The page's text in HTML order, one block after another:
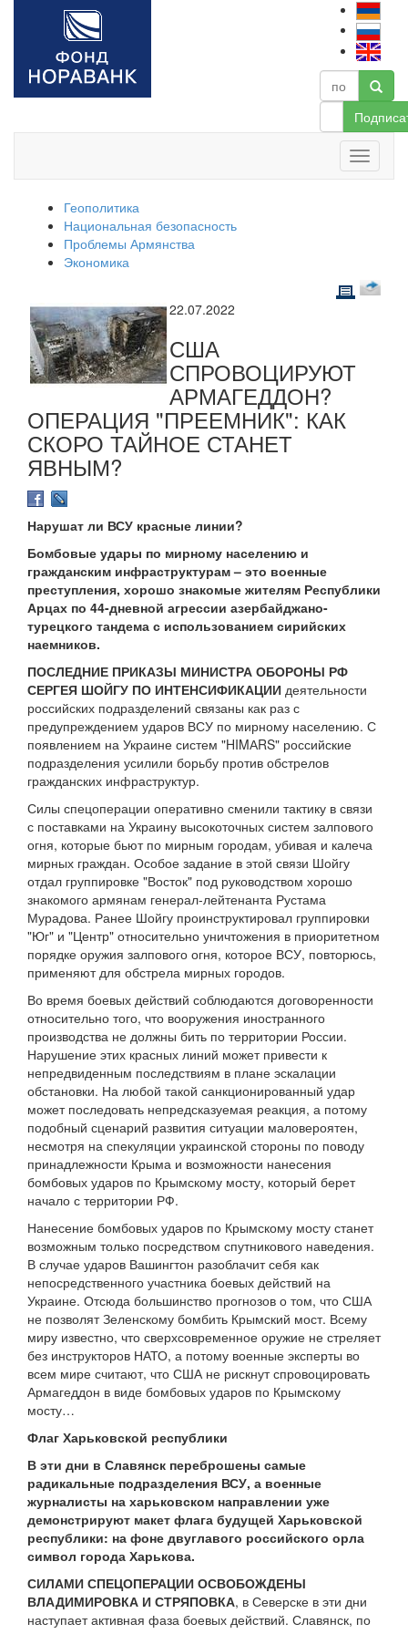
Геополитика
Национальная безопасность
Проблемы Армянства
Экономика
22.07.2022
США
СПРОВОЦИРУЮТ
АРМАГЕДДОН?
ОПЕРАЦИЯ "ПРЕЕМНИК": КАК
СКОРО ТАЙНОЕ СТАНЕТ
ЯВНЫМ?
Нарушат ли ВСУ красные линии?
Бомбовые удары по мирному населению и
гражданским инфраструктурам – это военные
преступления, хорошо знакомые жителям Республики
Арцах по 44-дневной агрессии азербайджано-
турецкого тандема с использованием сирийских
наемников.
ПОСЛЕДНИЕ ПРИКАЗЫ МИНИСТРА ОБОРОНЫ РФ
СЕРГЕЯ ШОЙГУ ПО ИНТЕНСИФИКАЦИИ деятельности
российских подразделений связаны как раз с
предупреждением ударов ВСУ по мирному населению. С
появлением на Украине систем "HIMАRS" российские
подразделения усилили борьбу против обстрелов
гражданских инфраструктур.
Силы спецоперации оперативно сменили тактику в связи
с поставками на Украину высокоточных систем залпового
огня, которые бьют по мирным городам, убивая и калеча
мирных граждан. Особое задание в этой связи Шойгу
отдал группировке "Восток" под руководством хорошо
знакомого армянам генерал-лейтенанта Рустама
Мурадова. Ранее Шойгу проинструктировал группировки
"Юг" и "Центр" относительно уничтожения в приоритетном
порядке оружия залпового огня, которое ВСУ, повторюсь,
применяют для обстрела мирных городов.
Во время боевых действий соблюдаются договоренности
относительно того, что вооружения иностранного
производства не должны бить по территории России.
Нарушение этих красных линий может привести к
непредвиденным последствиям в плане эскалации
обстановки. На любой такой санкционированный удар
может последовать непредсказуемая реакция, а потому
подобный сценарий развития ситуации маловероятен,
несмотря на спекуляции украинской стороны по поводу
принадлежности Крыма и возможности нанесения
бомбовых ударов по Крымскому мосту, который берет
начало с территории РФ.
Нанесение бомбовых ударов по Крымскому мосту станет
возможным только посредством спутникового наведения.
В случае ударов Вашингтон разоблачит себя как
непосредственного участника боевых действий на
Украине. Отсюда большинство прогнозов о том, что США
не позволят Зеленскому бомбить Крымский мост. Всему
миру известно, что сверхсовременное оружие не стреляет
без инструкторов НАТО, а потому военные эксперты во
всем мире считают, что США не рискнут спровоцировать
Армагеддон в виде бомбовых ударов по Крымскому
мосту…
Флаг Харьковской республики
В эти дни в Славянск переброшены самые
радикальные подразделения ВСУ, а военные
журналисты на харьковском направлении уже
демонстрируют макет флага будущей Харьковской
республики: на фоне двуглавого российского орла
символ города Харькова.
СИЛАМИ СПЕЦОПЕРАЦИИ ОСВОБОЖДЕНЫ
ВЛАДИМИРОВКА И СТРЯПОВКА, в Северске в эти дни
наступает активная фаза боевых действий. Славянск, по